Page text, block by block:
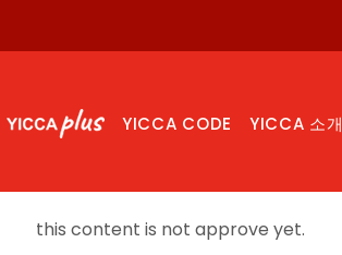
YICCA CODE YICCA 소개
this content is not approve yet.